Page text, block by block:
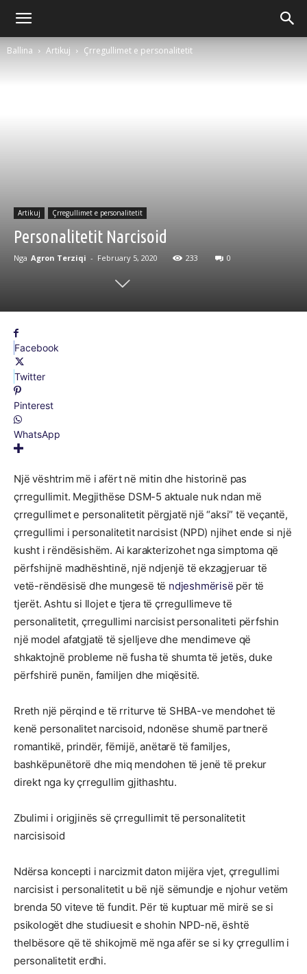
Ballina Artikuj Çrregullimet e personalitetit
Artikuj Çrregullimet e personalitetit
Personalitetit Narcisoid
Nga Agron Terziqi - February 5, 2020 233 0
Facebook
Twitter
Pinterest
WhatsApp
Një vështrim më i afërt në mitin dhe historinë pas
çrregullimit. Megjithëse DSM-5 aktuale nuk ndan më
çrregullimet e personalitetit përgjatë një “aksi” të veçantë,
çrregullimi i personalitetit narcisist (NPD) njihet ende si një
kusht i rëndësishëm. Ai karakterizohet nga simptoma që
përfshijnë madhështinë, një ndjenjë të ekzagjeruar të
vetë-rëndësisë dhe mungesë të ndjeshmërisë për të
tjerët. Ashtu si llojet e tjera të çrregullimeve të
personalitetit, çrregullimi narcisist personaliteti përfshin
një model afatgjatë të sjelljeve dhe mendimeve që
shkaktojnë probleme në fusha të shumta të jetës, duke
përfshirë punën, familjen dhe miqësitë.
Rreth një përqind e të rriturve të SHBA-ve mendohet të
kenë personalitet narcisoid, ndonëse shumë partnerë
romantikë, prindër, fëmijë, anëtarë të familjes,
bashkëpunëtorë dhe miq mendohen të jenë të prekur
direkt nga ky çrregullim gjithashtu.
Zbulimi i origjinës së çrregullimit të personalitetit
narcisisoid
Ndërsa koncepti i narcizmit daton mijëra vjet, çrregullimi
narcisist i personalitetit u bë një sëmundje e njohur vetëm
brenda 50 viteve të fundit. Për të kuptuar më mirë se si
psikologët dhe studiuesit e shohin NPD-në, është
thelbësore që të shikojmë më nga afër se si ky çrregullim i
personalitetit erdhi.